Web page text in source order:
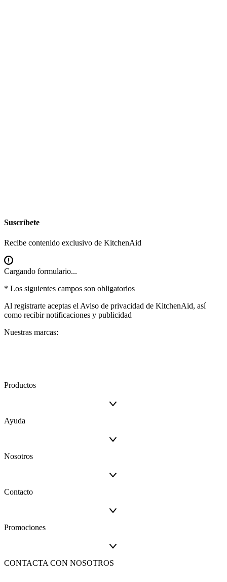
Suscríbete
Recibe contenido exclusivo de KitchenAid
Cargando formulario...
* Los siguientes campos son obligatorios
Al registrarte aceptas el Aviso de privacidad de KitchenAid, así
como recibir notificaciones y publicidad
Nuestras marcas:
Productos
Ayuda
Nosotros
Contacto
Promociones
CONTACTA CON NOSOTROS